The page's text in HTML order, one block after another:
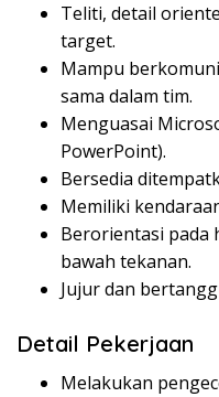
Teliti, detail
target.
Mampu
sama dalam tim.
Menguasai
PowerPoint).
Bersedia
Memiliki
Berorientasi pada
bawah tekanan.
Jujur dan
Detail Pekerjaan
Melakukan